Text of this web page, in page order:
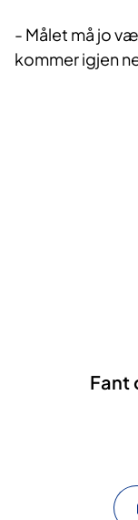
- Målet må jo
kommer igjen
Fant